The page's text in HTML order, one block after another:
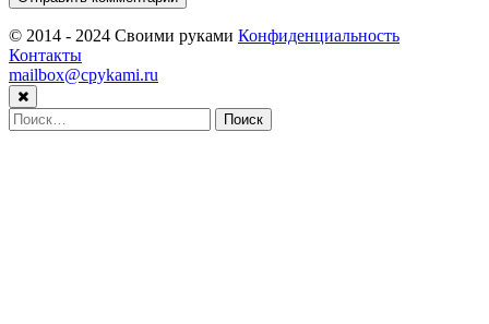
© 2014 - 2024 Своими руками Конфиденциальность
Контакты
mailbox@cpykami.ru
Найти: